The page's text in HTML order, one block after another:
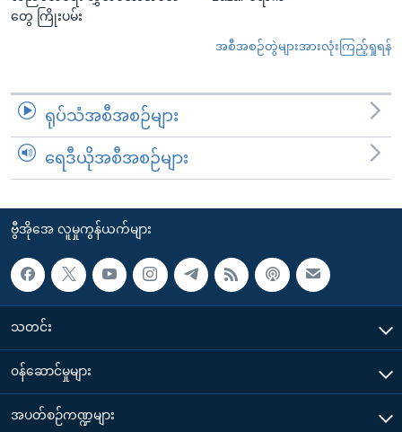
တွေ ကြိုးပမ်း
အစီအစဉ်တွဲများအားလုံးကြည့်ရှုရန်
ရုပ်သံအစီအစဉ်များ
ရေဒီယိုအစီအစဉ်များ
ဗွီအိုအေ လူမှုကွန်ယက်များ
သတင်း
၀န်ဆောင်မှုများ
အပတ်စဉ်ကဏ္ဍများ